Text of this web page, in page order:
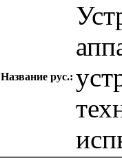
Название рус.: